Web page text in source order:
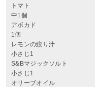
トマト
中1個
アボカド
1個
レモンの絞り汁
小さじ1
S&Bマジックソルト
小さじ1
オリーブオイル